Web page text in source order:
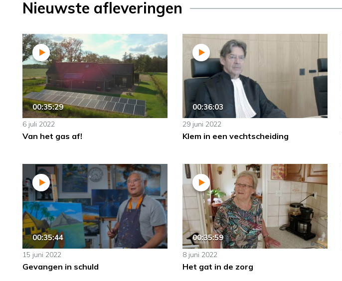
Nieuwste afleveringen
00:35:29
6 juli 2022
Van het gas af!
00:36:03
29 juni 2022
Klem in een vechtscheiding
00:35:44
15 juni 2022
Gevangen in schuld
00:35:59
8 juni 2022
Het gat in de zorg